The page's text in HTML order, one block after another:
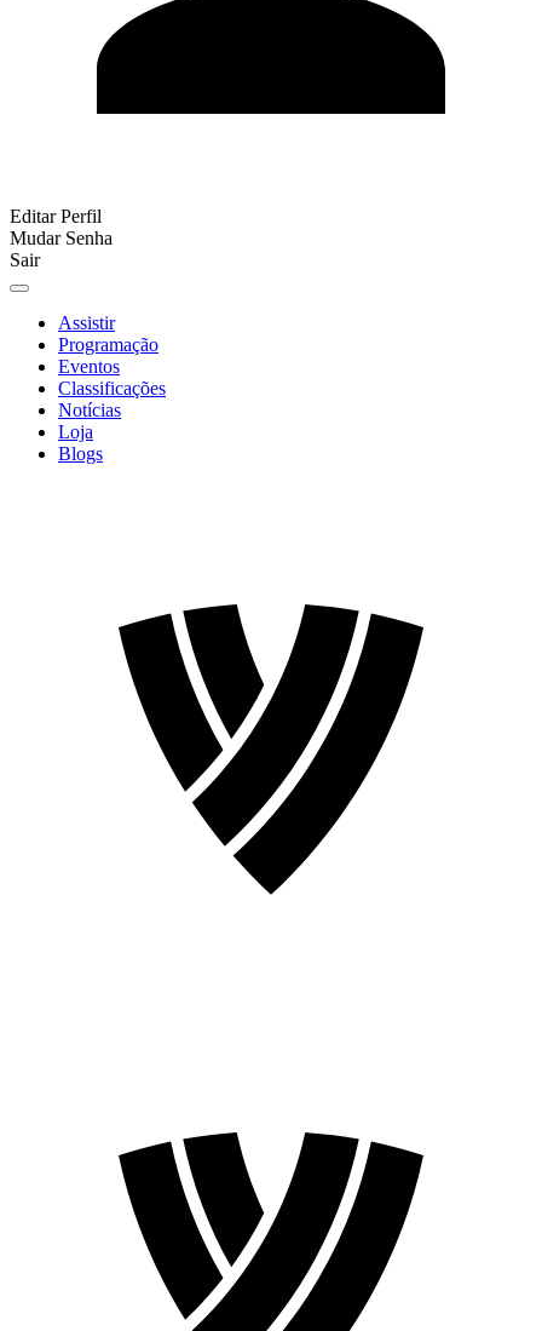
Editar Perfil
Mudar Senha
Sair
Assistir
Programação
Eventos
Classificações
Notícias
Loja
Blogs